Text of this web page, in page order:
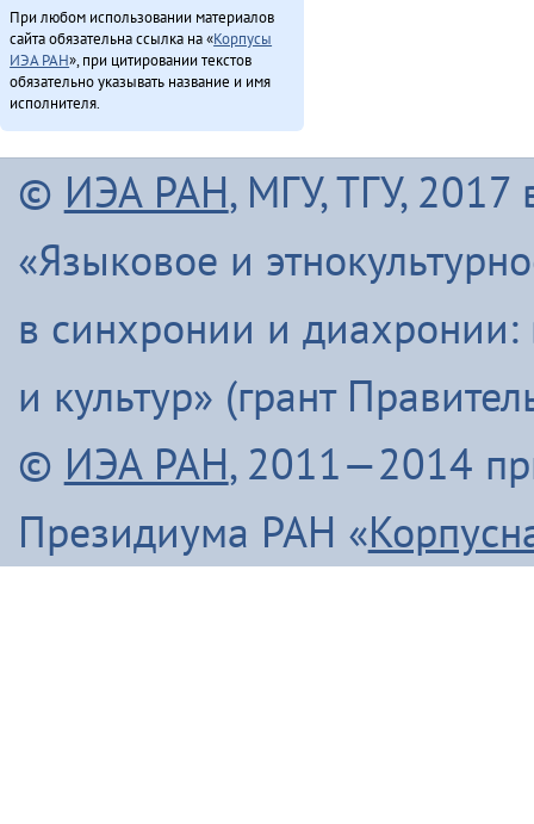
При любом использовании материалов
сайта обязательна ссылка на «Корпусы
ИЭА РАН», при цитировании текстов
обязательно указывать название и имя
исполнителя.
© ИЭА РАН, МГУ, ТГУ, 2017
«Языковое и
в синхронии и диахронии:
и культур» (грант
© ИЭА РАН, 2011—2014
Президиума РАН «